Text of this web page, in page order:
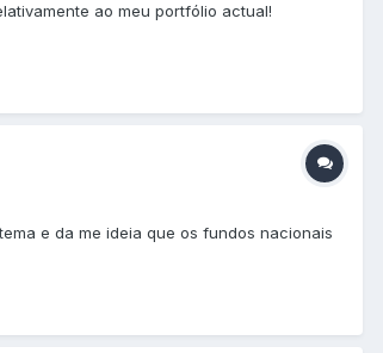
ao meu portfólio actual!
e da me ideia que os fundos nacionais